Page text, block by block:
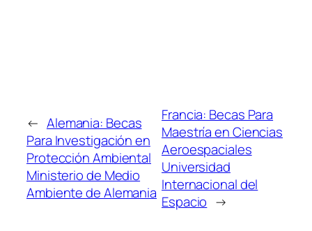
← Alemania: Becas
Para Investigación en
Protección Ambiental
Ministerio de Medio
Ambiente de Alemania
Francia: Becas Para
Maestría en Ciencias
Aeroespaciales
Universidad
Internacional del
Espacio →